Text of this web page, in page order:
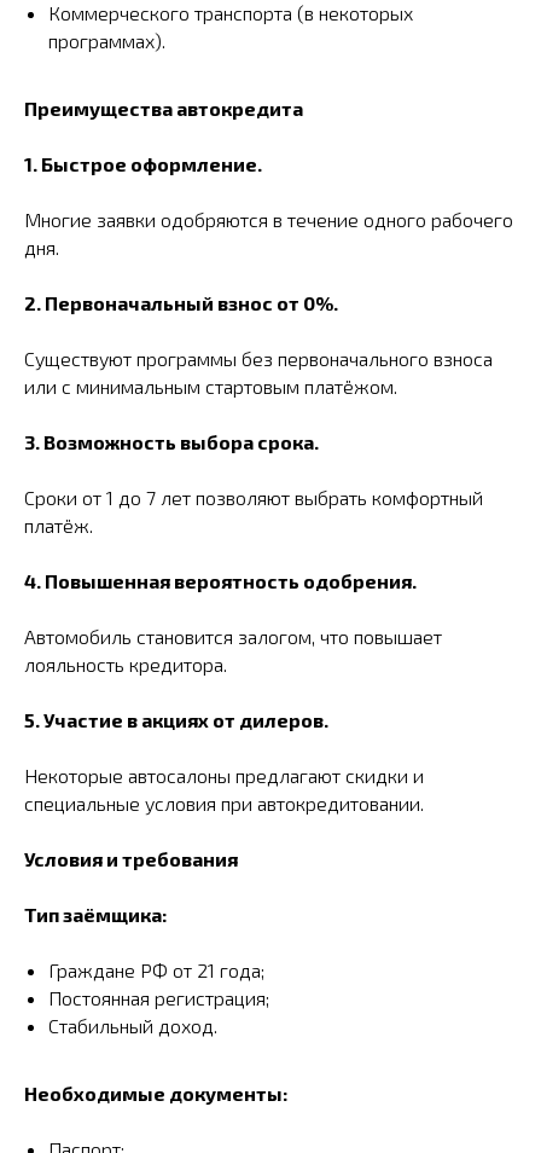
Коммерческого транспорта (в некоторых
программах).
Преимущества автокредита
1. Быстрое оформление.
Многие заявки одобряются в течение одного рабочего
дня.
2. Первоначальный взнос от 0%.
Существуют программы без первоначального взноса
или с минимальным стартовым платёжом.
3. Возможность выбора срока.
Сроки от 1 до 7 лет позволяют выбрать комфортный
платёж.
4. Повышенная вероятность одобрения.
Автомобиль становится залогом, что повышает
лояльность кредитора.
5. Участие в акциях от дилеров.
Некоторые автосалоны предлагают скидки и
специальные условия при автокредитовании.
Условия и требования
Тип заёмщика:
Граждане РФ от 21 года;
Постоянная регистрация;
Стабильный доход.
Необходимые документы: